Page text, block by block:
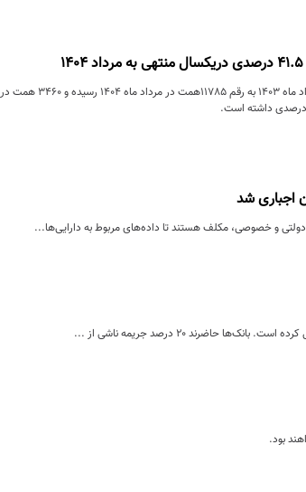
رقم مانده تسهیلات ریالی و ارزی جاری و غیرجاری بانک های کشور از 8325 همت در مرداد ماه ۱۴۰۳ به رقم 11785همت در مرداد ماه ۱۴۰۴ رسیده و 3460 همت در
اجباری شد
دولتی و خصوصی، مکلف هستند تا داده‌های مربوط به دارایی‌ها...